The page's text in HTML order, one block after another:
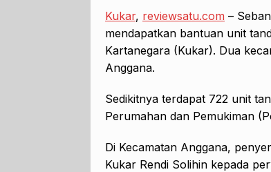
Kukar, reviewsatu.com –
mendapatkan bantuan unit
Kartanegara (Kukar). Dua
Anggana.
Sedikitnya terdapat 722 unit
Perumahan dan Pemukiman
Di Kecamatan Anggana,
Kukar Rendi Solihin kepada